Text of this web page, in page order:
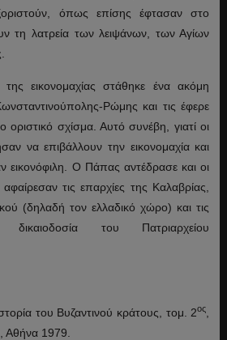
όπως επίσης έφτασαν στο
τη λατρεία των λειψάνων, των Αγίων
εικονομαχίας στάθηκε ένα ακόμη
Ρώμης και τις έφερε
σχίσμα. Αυτό συνέβη, γιατί οι
να επιβάλλουν την εικονομαχία και
εικονόφιλη. Ο Πάπας αντέδρασε και οι
τις επαρχίες της Καλαβρίας,
(δηλαδή τον ελλαδικό χώρο) και τις
του Πατριαρχείου
του Βυζαντινού κράτους, τομ. 2ος
Αθήνα 1979.